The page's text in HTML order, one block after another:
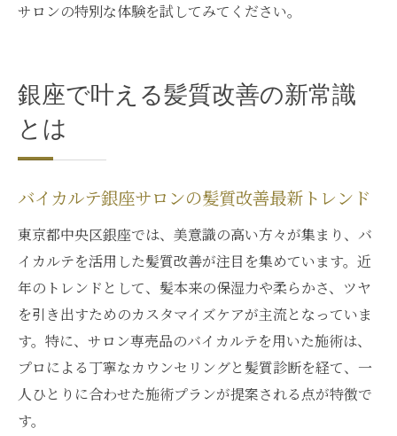
サロンの特別な体験を試してみてください。
銀座で叶える髪質改善の新常識
とは
バイカルテ銀座サロンの髪質改善最新トレンド
東京都中央区銀座では、美意識の高い方々が集まり、バ
イカルテを活用した髪質改善が注目を集めています。近
年のトレンドとして、髪本来の保湿力や柔らかさ、ツヤ
を引き出すためのカスタマイズケアが主流となっていま
す。特に、サロン専売品のバイカルテを用いた施術は、
プロによる丁寧なカウンセリングと髪質診断を経て、一
人ひとりに合わせた施術プランが提案される点が特徴で
す。